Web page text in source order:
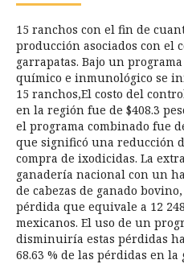
15 ranchos con el fin de
producción asociados con el
garrapatas. Bajo un
químico e inmunológico se
15 ranchos,El costo del
en la región fue de $408.3
el programa combinado fue
que significó una reducción
compra de ixodicidas. La
ganadería nacional con un
de cabezas de ganado
pérdida que equivale a 12
mexicanos. El uso de un
disminuiría estas pérdidas
68.63 % de las pérdidas en